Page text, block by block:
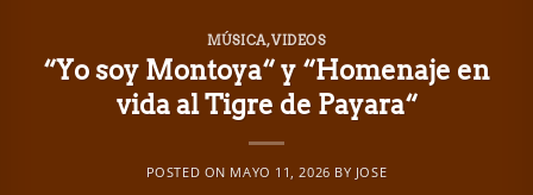
MÚSICA,VIDEOS
“Yo soy Montoya“ y “Homenaje en
vida al Tigre de Payara“
POSTED ON MAYO 11, 2026 BY JOSE